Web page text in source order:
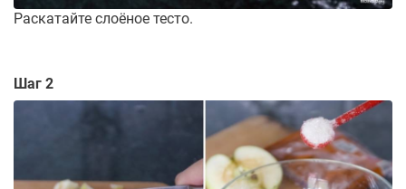
Раскатайте слоёное тесто.
Шаг 2